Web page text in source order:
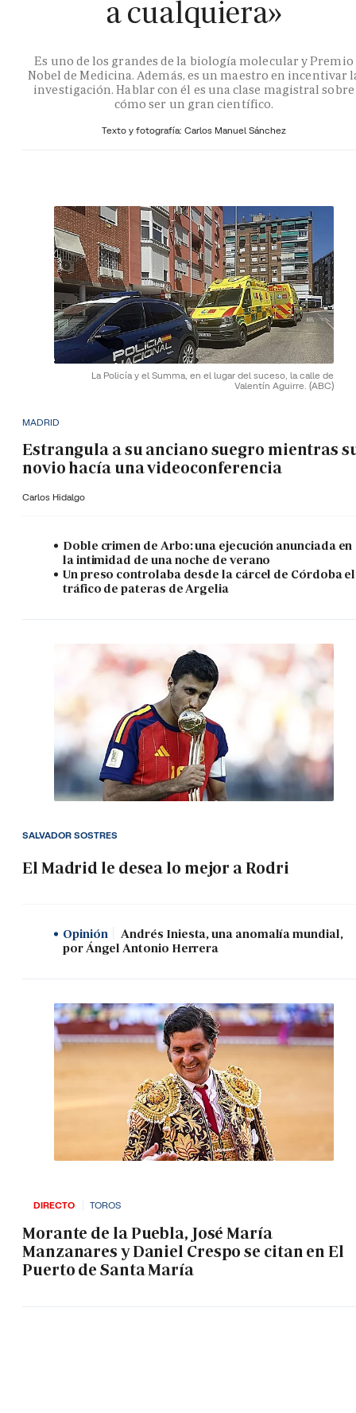
a cualquiera»
Es uno de los grandes de la biología molecular y Premio
Nobel de Medicina. Además, es un maestro en incentivar
investigación. Hablar con él es una clase magistral sobre
cómo ser un gran científico.
Texto y fotografía: Carlos Manuel Sánchez
La Policía y el Summa, en el lugar del suceso, la calle de
Valentín Aguirre. (ABC)
MADRID
Estrangula a su anciano suegro mientras
novio hacía una videoconferencia
Carlos Hidalgo
Doble crimen de Arbo: una ejecución anunciada en
la intimidad de una noche de verano
Un preso controlaba desde la cárcel de Córdoba el
tráfico de pateras de Argelia
El Madrid le desea lo mejor a Rodri
SALVADOR SOSTRES
Opinión
Andrés Iniesta, una anomalía mundial,
por Ángel Antonio Herrera
DIRECTO TOROS
Morante de la Puebla, José María
Manzanares y Daniel Crespo se citan en El
Puerto de Santa María